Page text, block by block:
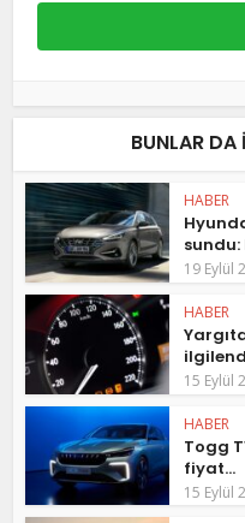
BUNLAR DA
HABER
sundu:
19 Eylül
HABER
15 Eylül
HABER
Togg
fiyat...
15 Eylül